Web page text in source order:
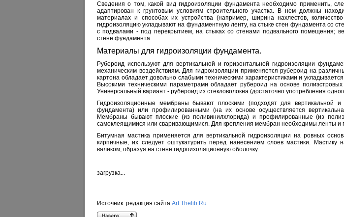
Сведения о том, какой вид гидроизоляции фундамента необходимо применить,
адаптирован к грунтовым условиям строительного участка. В нем должны
материалах и способах их устройства (например, ширина нахлестов,
гидроизоляцию укладывают на фундаментную ленту, на стыке стен фундамента со
с подвалами - под перекрытием, на стыках со стенами подвального помещения;
стене фундамента.
Материалы для гидроизоляции фундамента.
Рубероид используют для вертикальной и горизонтальной гидроизоляции
механическим воздействиям. Для гидроизоляции применяется рубероид на
картона обладает довольно слабыми техническими характеристиками и
Высокими техническими параметрами обладает рубероид на основе полиэстровых
Универсальный вариант - рубероид из стекловолокна (достаточно употребления
Гидроизоляционные мембраны бывают плоскими (подходят для вертикальной и
фундамента) или профилированными (на их основе осуществляется
Мембраны бывают плоские (из поливинилхлорида) и профилированные (из
самоклеящимися или сваривающимися. Для крепления мембран необходимы ленты и
Битумная мастика применяется для вертикальной гидроизоляции на ровных
кирпичные, их следует оштукатурить перед нанесением слоев мастики. Мастику
валиком, образуя на стене гидроизоляционную оболочку.
загрузка...
Источник: редакция сайта Art.Thelib.Ru